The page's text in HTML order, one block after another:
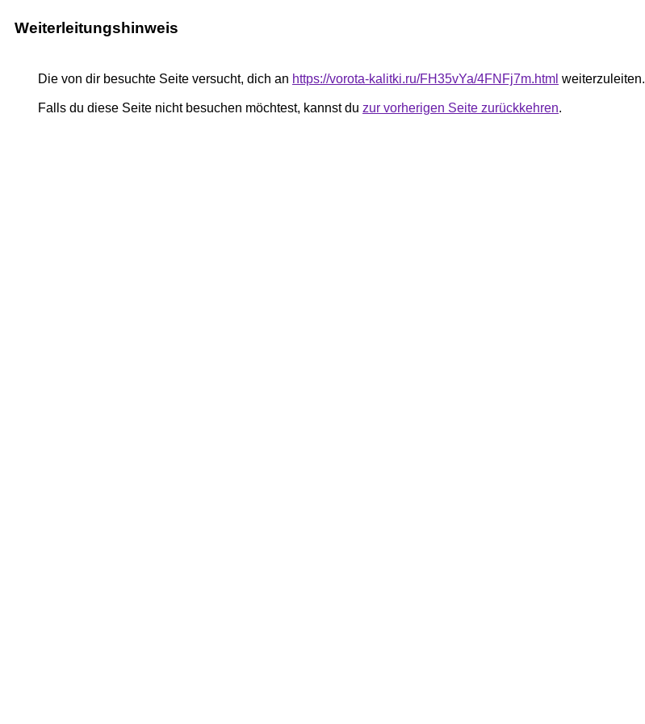
Weiterleitungshinweis
Die von dir besuchte Seite versucht, dich an https://vorota-kalitki.ru/FH35vYa/4FNFj7m.html weiterzuleiten.
Falls du diese Seite nicht besuchen möchtest, kannst du zur vorherigen Seite zurückkehren.